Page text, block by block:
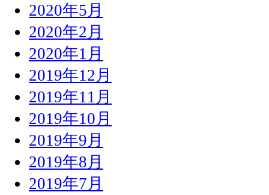
2020年5月
2020年2月
2020年1月
2019年12月
2019年11月
2019年10月
2019年9月
2019年8月
2019年7月